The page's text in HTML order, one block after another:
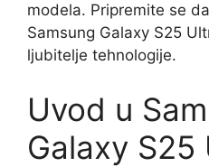
modela. Pripremite se
Samsung Galaxy S25
ljubitelje tehnologije.
Uvod u
Galaxy S25